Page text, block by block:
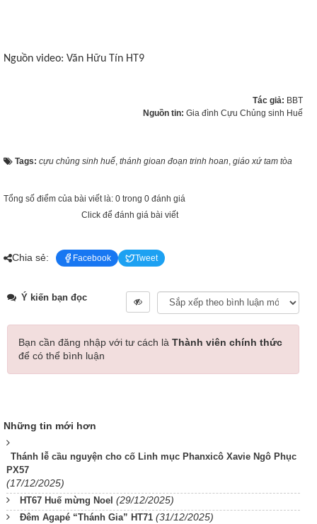
Nguồn video: Văn Hữu Tín HT9
Tác giả: BBT
Nguồn tin: Gia đình Cựu Chủng sinh Huế
Tags: cựu chủng sinh huế thánh gioan đoạn trinh hoan giáo xứ tam tòa
Tổng số điểm của bài viết là: 0 trong 0 đánh giá
Click để đánh giá bài viết
Chia sẻ: Facebook Tweet
Ý kiến bạn đọc
Bạn cần đăng nhập với tư cách là Thành viên chính thức
để có thể bình luận
Những tin mới hơn
Thánh lễ cầu nguyện cho cố Linh mục Phanxicô Xavie Ngô Phục
PX57
(17/12/2025)
HT67 Huế mừng Noel (29/12/2025)
Đêm Agapé “Thánh Gia” HT71 (31/12/2025)